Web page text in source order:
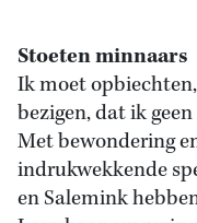
Stoeten minnaars
Ik moet
bezigen, dat ik
Met bewondering
indrukwekkende
en Salemink